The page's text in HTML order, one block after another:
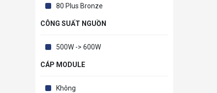
80 Plus Bronze
CÔNG SUẤT NGUỒN
500W -> 600W
CÁP MODULE
Không